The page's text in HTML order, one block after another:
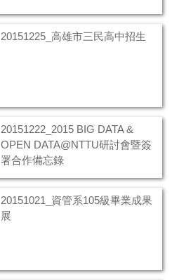
20151225_高雄市三民高中招生
20151222_2015 BIG DATA &
OPEN DATA@NTTU研討會暨簽
署合作備忘錄
20151021_資管系105級畢業成果
展